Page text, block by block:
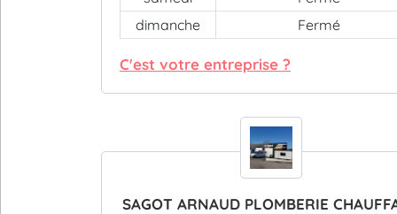
dimanche
Fermé
C'est votre entreprise ?
SAGOT ARNAUD PLOMBERIE